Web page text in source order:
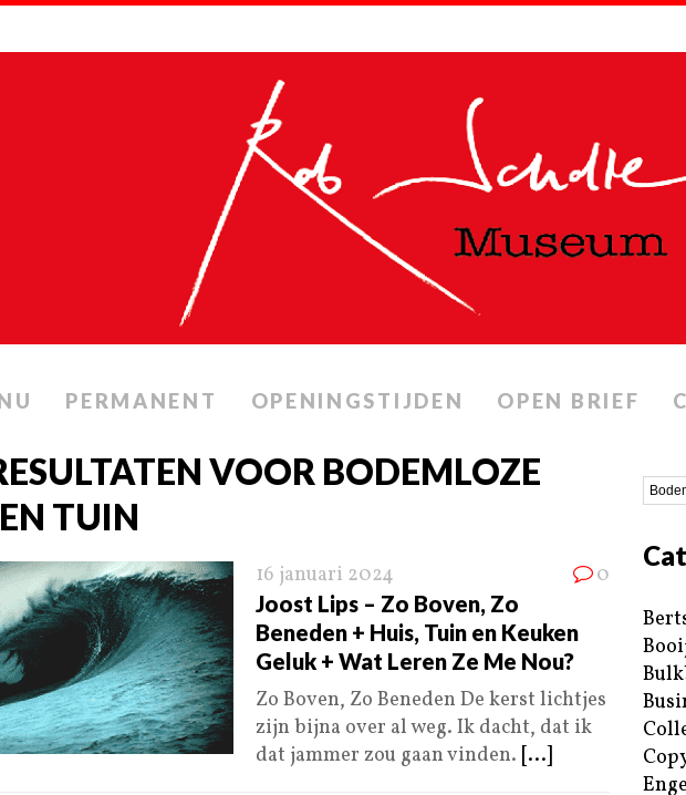
PERMANENT OPENINGSTIJDEN OPEN BRIEF
VOOR BODEMLOZE
TUIN
16 januari 2024 0
Joost Lips – Zo Boven, Zo
Beneden + Huis, Tuin en Keuken
Geluk + Wat Leren Ze Me Nou?
Zo Boven, Zo Beneden De kerst lichtjes
zijn bijna over al weg. Ik dacht, dat ik
dat jammer zou gaan vinden. [...]